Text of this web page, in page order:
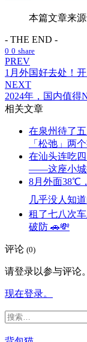
本篇文章来
- THE END -
0 0 share
PREV
1月外国好去处！
NEXT
2024年，国内值得
相关文章
在泉州待了
「松弛」两
在汕头连吃
——这座小城
8月外面38℃
几乎没人知
租了七八次
破防 🚗💸
评论 (0)
请登录以参与评论。
现在登录。
搜